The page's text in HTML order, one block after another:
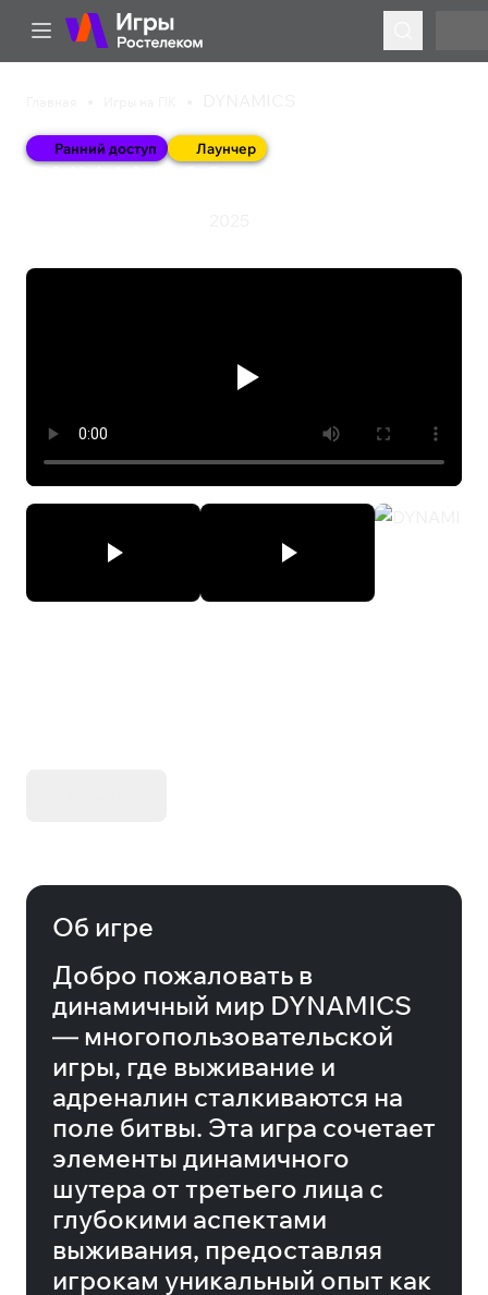
Ранний доступ Лаунчер
DYNAMICS
Об игре
Добро пожаловать в
динамичный мир DYNAMICS
— многопользовательской
игры, где выживание и
адреналин сталкиваются на
поле битвы. Эта игра сочетает
элементы динамичного
шутера от третьего лица с
глубокими аспектами
выживания, предоставляя
игрокам уникальный опыт как